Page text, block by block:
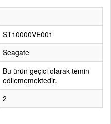
ST10000VE001
Seagate
Bu ürün geçici olarak temin
edilememektedir.
2